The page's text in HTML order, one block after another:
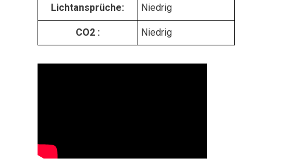
Lichtansprüche: Niedrig
CO2 : Niedrig